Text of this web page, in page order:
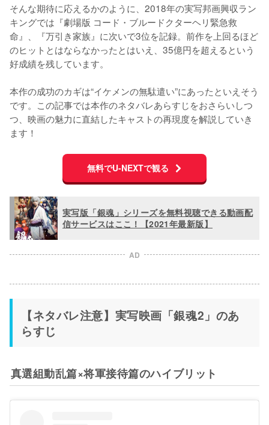
そんな期待に応えるかのように、2018年の実写邦画興収ラン
キングでは『劇場版 コード・ブルードクターヘリ緊急救
命』、『万引き家族』に次いで3位を記録。前作を上回るほど
のヒットとはならなかったとはいえ、35億円を超えるという
好成績を残しています。
本作の成功のカギは“イケメンの無駄遣い”にあったといえそう
です。この記事では本作のネタバレあらすじをおさらいしつ
つ、映画の魅力に直結したキャストの再現度を解説していき
ます！
無料でU-NEXTで観る
実写版「銀魂」シリーズを無料視聴できる動画配
信サービスはここ！【2021年最新版】
AD
【ネタバレ注意】実写映画「銀魂2」のあ
らすじ
真選組動乱篇×将軍接待篇のハイブリット